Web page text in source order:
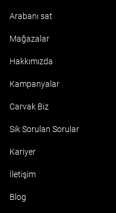
Arabanı sat
Mağazalar
Hakkımızda
Kampanyalar
Carvak Biz
Sık Sorulan Sorular
Kariyer
İletişim
Blog